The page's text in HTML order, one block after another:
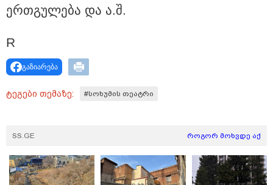
უკეთესი ცხოვრებისათვის" FIFA-ს 2026 წლის
მსოფლიო ჩემპიონატზე™
15:49 / 06-08-2026
შეიძინე ალდაგის სამოგზაურო დაზღვევა და
მიიღე გაორმაგებული ინტერნეტი
ერ­თგუ­ლე­ბა და ა.შ.
R
გაზიარება
ტეგები თემაზე: #სოხუმის თეატრი
SS.GE როგორ მოხვდე აქ